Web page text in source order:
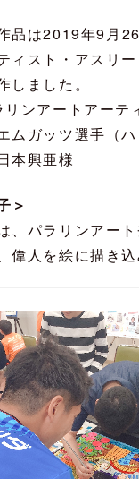
品は2019年9月
ィスト・アスリ
しました。
ンアートアーテ
ムガッツ選手（
本興亜様
＞
、パラリンアー
偉人を絵に描き込